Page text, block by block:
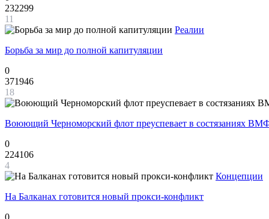
232299
11
Реалии
Борьба за мир до полной капитуляции
0
371946
18
Воюющий Черноморский флот преуспевает в состязаниях
0
224106
4
Концепции
На Балканах готовится новый прокси-конфликт